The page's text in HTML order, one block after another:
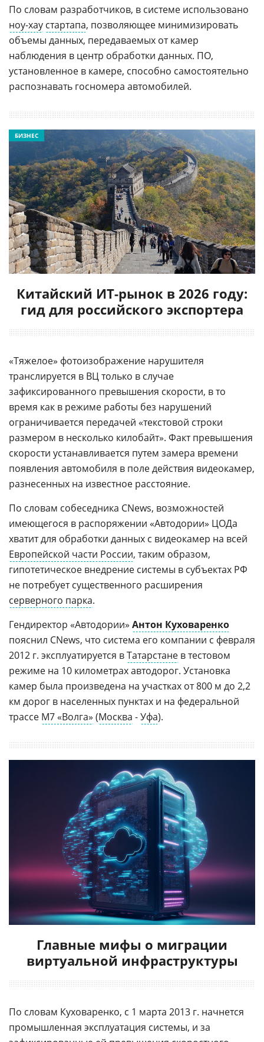
По словам разработчиков, в системе использовано
ноу-хау стартапа, позволяющее минимизировать
объемы данных, передаваемых от камер
наблюдения в центр обработки данных. ПО,
установленное в камере, способно самостоятельно
распознавать госномера автомобилей.
Китайский ИТ-рынок в 2026 году:
гид для российского экспортера
БИЗНЕС
«Тяжелое» фотоизображение нарушителя
транслируется в ВЦ только в случае
зафиксированного превышения скорости, в то
время как в режиме работы без нарушений
ограничивается передачей «текстовой строки
размером в несколько килобайт». Факт превышения
скорости устанавливается путем замера времени
появления автомобиля в поле действия видеокамер,
разнесенных на известное расстояние.
По словам собеседника CNews, возможностей
имеющегося в распоряжении «Автодории» ЦОДа
хватит для обработки данных с видеокамер на всей
Европейской части России, таким образом,
гипотетическое внедрение системы в субъектах РФ
не потребует существенного расширения
серверного парка.
Гендиректор «Автодории» Антон Куховаренко
пояснил CNews, что система его компании с февраля
2012 г. эксплуатируется вТатарстане в тестовом
режиме на 10 километрах автодорог. Установка
камер была произведена на участках от 800 м до 2,2
км дорог в населенных пунктах и на федеральной
трассе М7 «Волга» (Москва -Уфа).
Главные мифы о миграции
виртуальной инфраструктуры
По словам Куховаренко, с 1 марта 2013 г. начнется
промышленная эксплуатация системы, и за